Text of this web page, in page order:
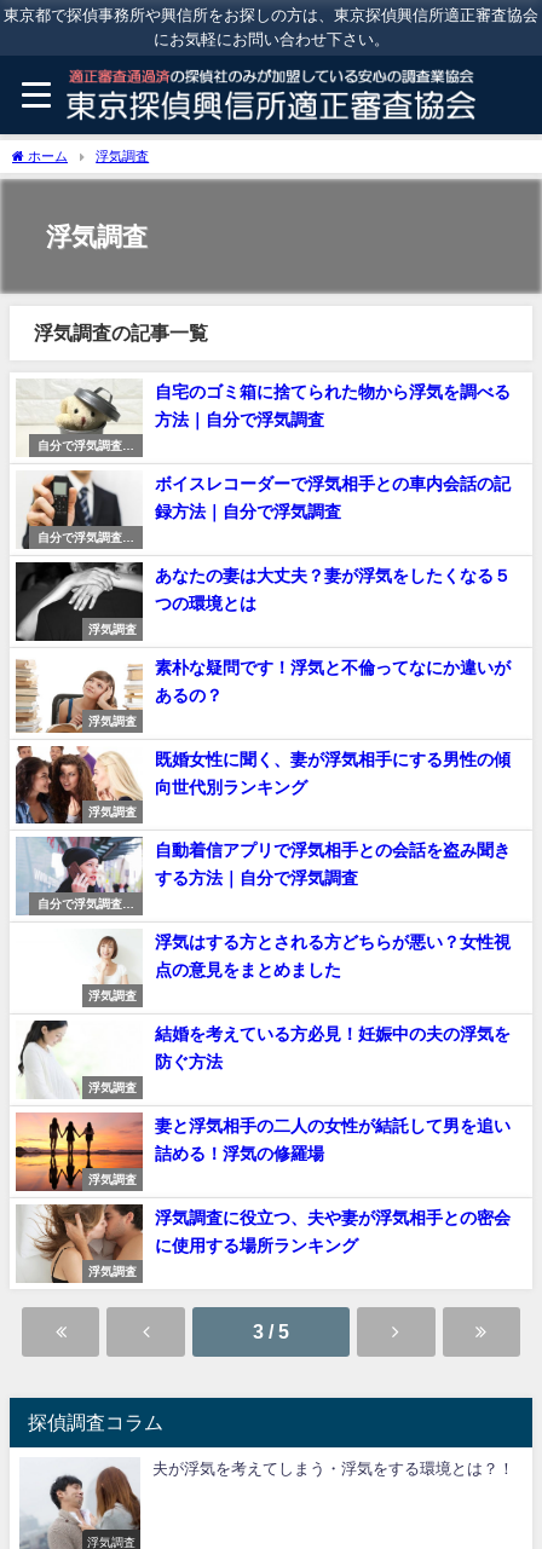
東京都で探偵事務所や興信所をお探しの方は、東京探偵興信所適正審査協会
にお気軽にお問い合わせ下さい。
ホーム 浮気調査
浮気調査
浮気調査の記事一覧
自分で浮気調査す
る方法
自宅のゴミ箱に捨てられた物から浮気を調べる
方法｜自分で浮気調査
自分で浮気調査す
る方法
ボイスレコーダーで浮気相手との車内会話の記
録方法｜自分で浮気調査
浮気調査
あなたの妻は大丈夫？妻が浮気をしたくなる５
つの環境とは
浮気調査
素朴な疑問です！浮気と不倫ってなにか違いが
あるの？
浮気調査
既婚女性に聞く、妻が浮気相手にする男性の傾
向世代別ランキング
自分で浮気調査す
る方法
自動着信アプリで浮気相手との会話を盗み聞き
する方法｜自分で浮気調査
浮気調査
浮気はする方とされる方どちらが悪い？女性視
点の意見をまとめました
浮気調査
結婚を考えている方必見！妊娠中の夫の浮気を
防ぐ方法
浮気調査
妻と浮気相手の二人の女性が結託して男を追い
詰める！浮気の修羅場
浮気調査
浮気調査に役立つ、夫や妻が浮気相手との密会
に使用する場所ランキング
3 / 5
探偵調査コラム
浮気調査
夫が浮気を考えてしまう・浮気をする環境とは？！